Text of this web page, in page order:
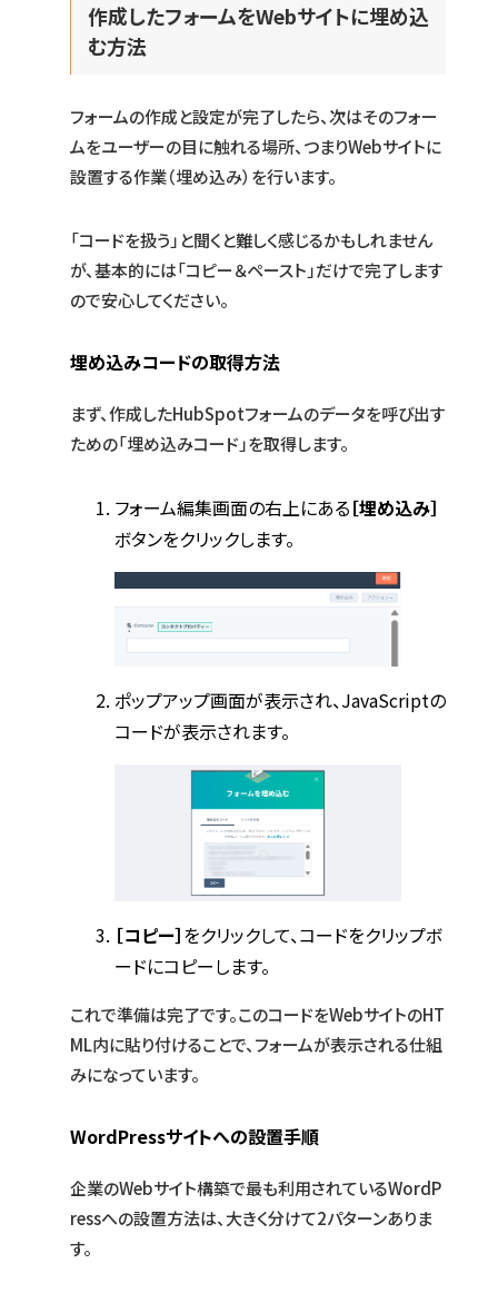
作成したフォームをWebサイトに埋め込
む方法
フォームの作成と設定が完了したら、次はそのフォー
ムをユーザーの目に触れる場所、つまりWebサイトに
設置する作業（埋め込み）を行います。
「コードを扱う」と聞くと難しく感じるかもしれません
が、基本的には「コピー＆ペースト」だけで完了します
ので安心してください。
埋め込みコードの取得方法
まず、作成したHubSpotフォームのデータを呼び出す
ための「埋め込みコード」を取得します。
フォーム編集画面の右上にある［埋め込み］
ボタンをクリックします。
ポップアップ画面が表示され、JavaScriptの
コードが表示されます。
［コピー］をクリックして、コードをクリップボ
ードにコピーします。
これで準備は完了です。このコードをWebサイトのHT
ML内に貼り付けることで、フォームが表示される仕組
みになっています。
WordPressサイトへの設置手順
企業のWebサイト構築で最も利用されているWordP
ressへの設置方法は、大きく分けて2パターンありま
す。